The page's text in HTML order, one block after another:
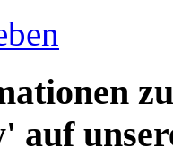
auf